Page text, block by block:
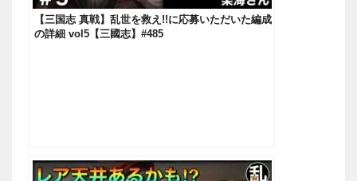
【三国志 真戦】乱世を救え!!に応募いただいた編成
の詳細 vol5【三國志】#485